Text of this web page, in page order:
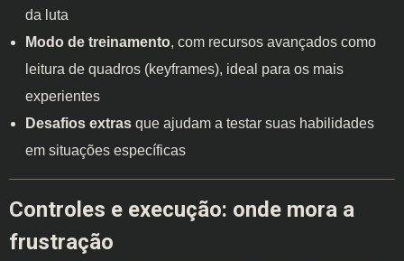
da luta
Modo de treinamento, com recursos avançados como
leitura de quadros (keyframes), ideal para os mais
experientes
Desafios extrasque ajudam a testar suas habilidades
em situações específicas
Controles e execução: onde mora a
frustração